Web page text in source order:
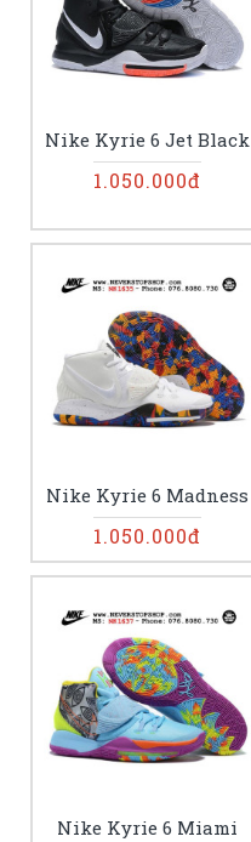
Nike Kyrie 6 Jet Black
1.050.000đ
Nike Kyrie 6 Madness
1.050.000đ
Nike Kyrie 6 Miami